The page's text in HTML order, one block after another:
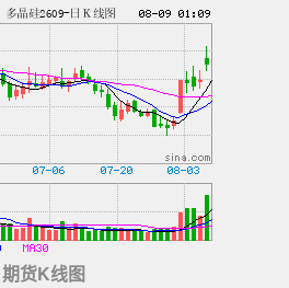
期货K线图